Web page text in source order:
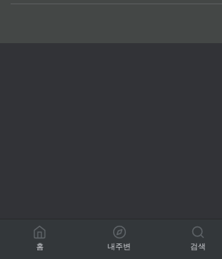
홈 내주변 검색